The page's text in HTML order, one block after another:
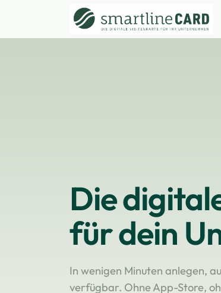
Die
für dein
In wenigen Minuten anlegen,
verfügbar. Ohne App-Store,